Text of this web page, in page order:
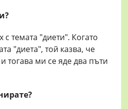
темата "диети". Когато
"диета", той казва, че
тогава ми се яде два пъти